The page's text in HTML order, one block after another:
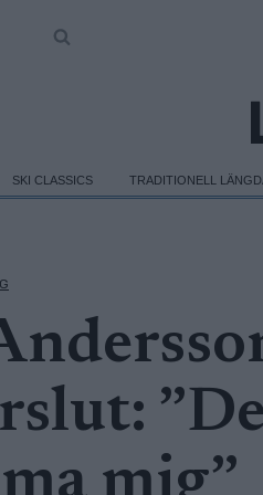
SKI CLASSICS TRADITIONELL